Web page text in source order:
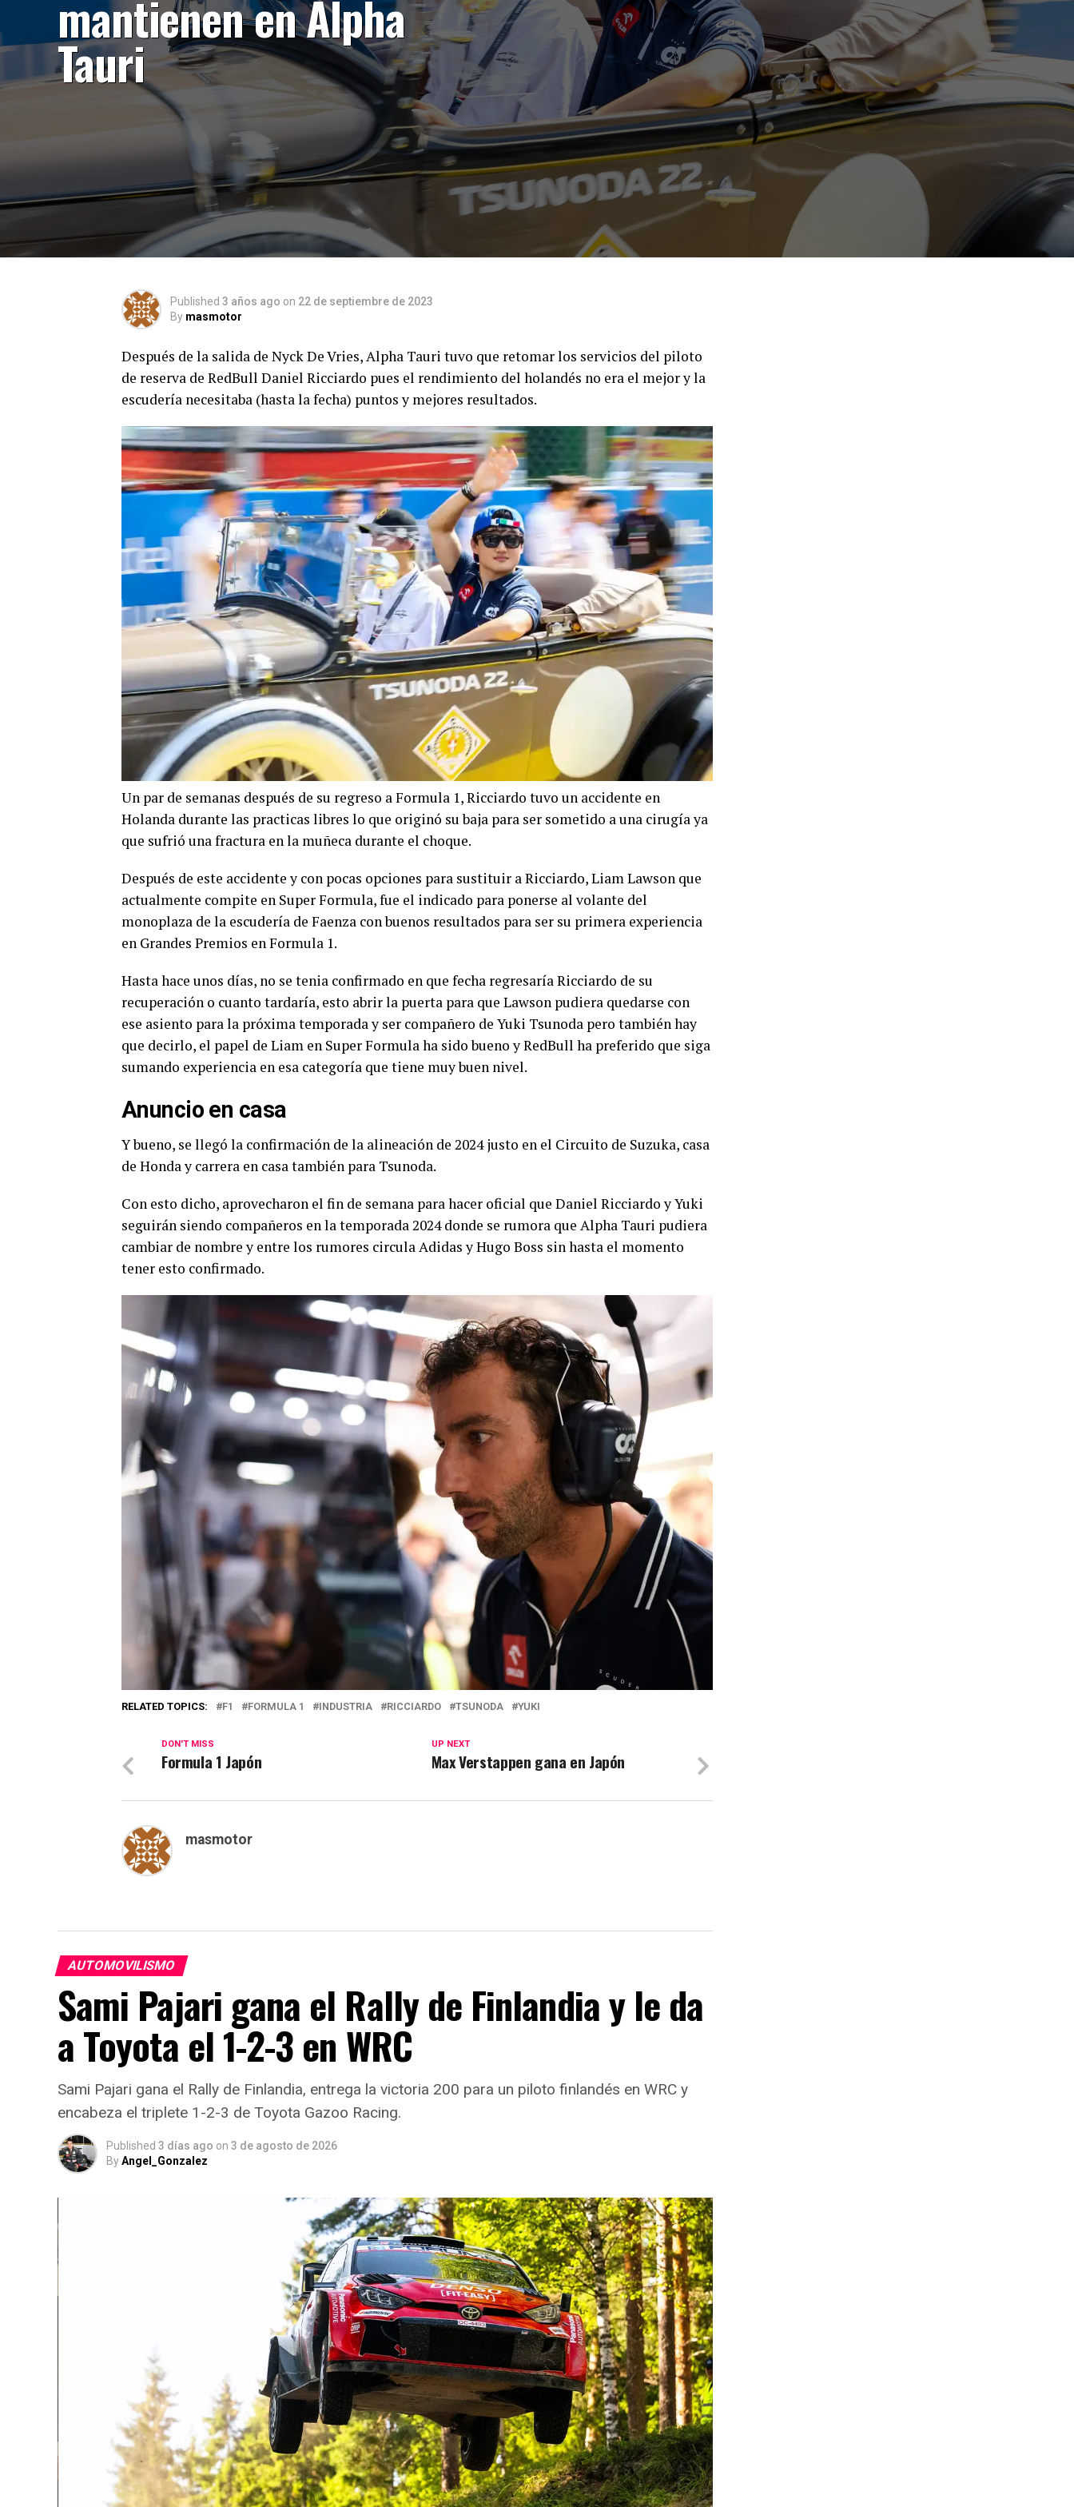
mantienen en Alpha
Tauri
Published 3 años ago on 22 de septiembre de 2023
By masmotor
Después de la salida de Nyck De Vries, Alpha Tauri tuvo que retomar los servicios del piloto
de reserva de RedBull Daniel Ricciardo pues el rendimiento del holandés no era el mejor y la
escudería necesitaba (hasta la fecha) puntos y mejores resultados.
Un par de semanas después de su regreso a Formula 1, Ricciardo tuvo un accidente en
Holanda durante las practicas libres lo que originó su baja para ser sometido a una cirugía ya
que sufrió una fractura en la muñeca durante el choque.
Después de este accidente y con pocas opciones para sustituir a Ricciardo, Liam Lawson que
actualmente compite en Super Formula, fue el indicado para ponerse al volante del
monoplaza de la escudería de Faenza con buenos resultados para ser su primera experiencia
en Grandes Premios en Formula 1.
Hasta hace unos días, no se tenia confirmado en que fecha regresaría Ricciardo de su
recuperación o cuanto tardaría, esto abrir la puerta para que Lawson pudiera quedarse con
ese asiento para la próxima temporada y ser compañero de Yuki Tsunoda pero también hay
que decirlo, el papel de Liam en Super Formula ha sido bueno y RedBull ha preferido que siga
sumando experiencia en esa categoría que tiene muy buen nivel.
Anuncio en casa
Y bueno, se llegó la confirmación de la alineación de 2024 justo en el Circuito de Suzuka, casa
de Honda y carrera en casa también para Tsunoda.
Con esto dicho, aprovecharon el fin de semana para hacer oficial que Daniel Ricciardo y Yuki
seguirán siendo compañeros en la temporada 2024 donde se rumora que Alpha Tauri pudiera
cambiar de nombre y entre los rumores circula Adidas y Hugo Boss sin hasta el momento
tener esto confirmado.
RELATED TOPICS: F1 FORMULA 1 INDUSTRIA RICCIARDO TSUNODA YUKI
UP NEXT
Max Verstappen gana en Japón
DON'T MISS
Formula 1 Japón
masmotor
AUTOMOVILISMO
Sami Pajari gana el Rally de Finlandia y le da
a Toyota el 1-2-3 en WRC
Sami Pajari gana el Rally de Finlandia, entrega la victoria 200 para un piloto finlandés en WRC y
encabeza el triplete 1-2-3 de Toyota Gazoo Racing.
Published 3 días ago on 3 de agosto de 2026
ByAngel_Gonzalez